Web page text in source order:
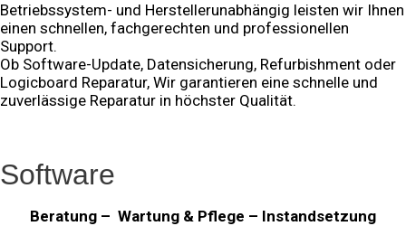
Betriebssystem- und Herstellerunabhängig leisten wir Ihnen
einen schnellen, fachgerechten und professionellen
Support.
Ob Software-Update, Datensicherung, Refurbishment oder
Logicboard Reparatur, Wir garantieren eine schnelle und
zuverlässige Reparatur in höchster Qualität.
Software
Beratung – Wartung & Pflege – Instandsetzung